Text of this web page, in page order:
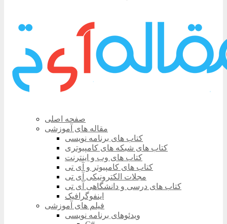
صفحه اصلی
مقاله های آموزشی
کتاب های برنامه نویسی
کتاب های شبکه های کامپیوتری
کتاب های وب و اینترنت
کتاب های کامپیوتر و آی تی
مجلات الکترونیکی آی تی
کتاب های درسی و دانشگاهی آی تی
اینفوگرافیک
فیلم های آموزشی
ویدئوهای برنامه نویسی